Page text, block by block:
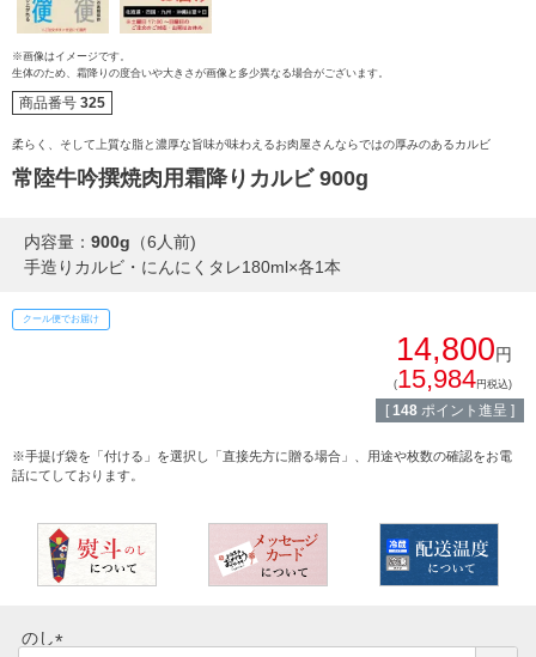
ご注文ガイド
配送・送料
イイジマとは
マイページ
法人の方へ
すき焼き
しゃぶしゃぶ
みそ漬け
レトルトカレー
シャルキュトリー
※画像はイメージです。
生体のため、霜降りの度合いや大きさが画像と多少異なる場合がございます。
商品番号 325
柔らく、そして上質な脂と濃厚な旨味が味わえるお肉屋さんならではの厚みのあるカルビ
常陸牛吟撰焼肉用霜降りカルビ 900g
内容量： 900g （6人前)
手造りカルビ・にんにくタレ180ml×各1本
クール便でお届け
14,800円
(15,984円税込)
[ 148 ポイント進呈 ]
※手提げ袋を「付ける」を選択し「直接先方に贈る場合」、用途や枚数の確認をお電
話にてしております。
のし